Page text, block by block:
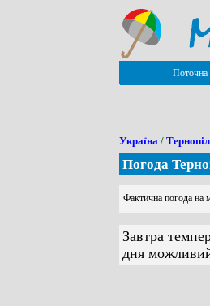
Поточна
Україна /
Погода
Фактична погода на
Завтра
дня